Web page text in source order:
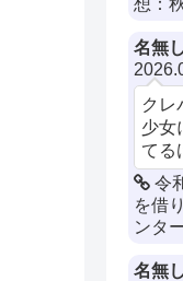
名無し
クレ
少女
てる
令
を借
ンタ
名無し